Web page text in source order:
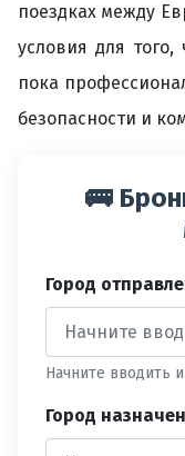
поездках между
условия для
пока
безопасности и
🚌
Город
Начните вводить
Город